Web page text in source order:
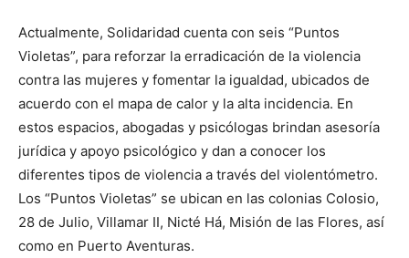
Actualmente, Solidaridad cuenta con seis “Puntos
Violetas”, para reforzar la erradicación de la violencia
contra las mujeres y fomentar la igualdad, ubicados de
acuerdo con el mapa de calor y la alta incidencia. En
estos espacios, abogadas y psicólogas brindan asesoría
jurídica y apoyo psicológico y dan a conocer los
diferentes tipos de violencia a través del violentómetro.
Los “Puntos Violetas” se ubican en las colonias Colosio,
28 de Julio, Villamar II, Nicté Há, Misión de las Flores, así
como en Puerto Aventuras.